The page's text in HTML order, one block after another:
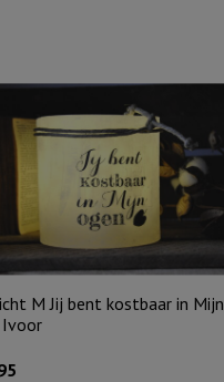
M Jij bent kostbaar in Mijn
Ivoor